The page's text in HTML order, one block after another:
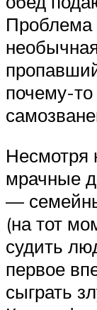
Проблема
почему-
Несмотря
мрачные
—
(на тот
судить
первое
сыграть